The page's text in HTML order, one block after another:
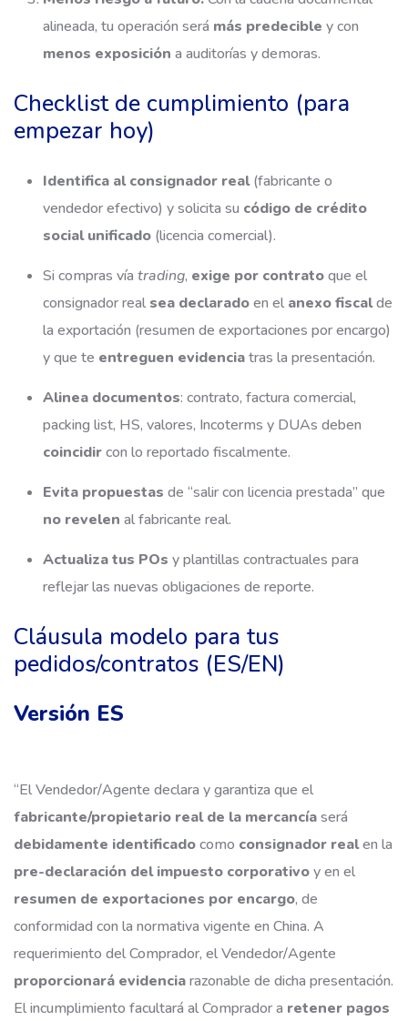
alineada, tu operación será más predecible y con
menos exposición a auditorías y demoras.
Checklist de cumplimiento (para
empezar hoy)
Identifica al consignador real(fabricante o
vendedor efectivo) y solicita su código de crédito
social unificado (licencia comercial).
Si compras vía trading, exige por contratoque el
consignador realsea declaradoen elanexo fiscalde
la exportación (resumen de exportaciones por encargo)
y que te entreguen evidenciatras la presentación.
Alinea documentos: contrato, factura comercial,
packing list, HS, valores, Incoterms y DUAs deben
coincidircon lo reportado fiscalmente.
Evita propuestas de “salir con licencia prestada” que
no revelen al fabricante real.
Actualiza tus POs y plantillas contractuales para
reflejar las nuevas obligaciones de reporte.
Cláusula modelo para tus
pedidos/contratos (ES/EN)
Versión ES
“El Vendedor/Agente declara y garantiza que el
fabricante/propietario real de la mercancíaserá
debidamente identificadocomo consignador realen la
pre-declaración del impuesto corporativoy en el
resumen de exportaciones por encargo, de
conformidad con la normativa vigente en China. A
requerimiento del Comprador, el Vendedor/Agente
proporcionará evidenciarazonable de dicha presentación.
El incumplimiento facultará al Comprador a retener pagos